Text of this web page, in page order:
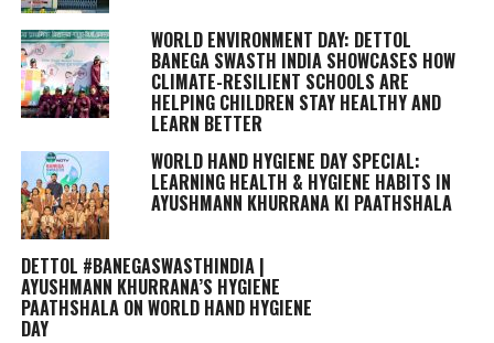
WORLD ENVIRONMENT DAY: DETTOL
BANEGA SWASTH INDIA SHOWCASES HOW
CLIMATE-RESILIENT SCHOOLS ARE
HELPING CHILDREN STAY HEALTHY AND
LEARN BETTER
WORLD HAND HYGIENE DAY SPECIAL:
LEARNING HEALTH & HYGIENE HABITS IN
AYUSHMANN KHURRANA KI PAATHSHALA
DETTOL #BANEGASWASTHINDIA |
AYUSHMANN KHURRANA’S HYGIENE
PAATHSHALA ON WORLD HAND HYGIENE
DAY